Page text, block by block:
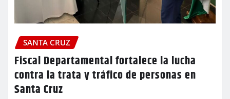
SANTA CRUZ
Fiscal Departamental fortalece la lucha
contra la trata y tráfico de personas en
Santa Cruz